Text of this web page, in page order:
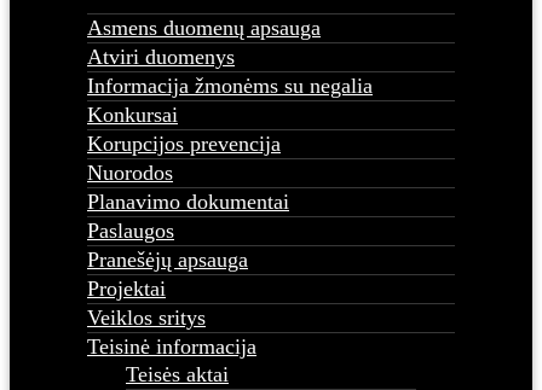
Asmens duomenų apsauga
Atviri duomenys
Informacija žmonėms su negalia
Konkursai
Korupcijos prevencija
Nuorodos
Planavimo dokumentai
Paslaugos
Pranešėjų apsauga
Projektai
Veiklos sritys
Teisinė informacija
Teisės aktai